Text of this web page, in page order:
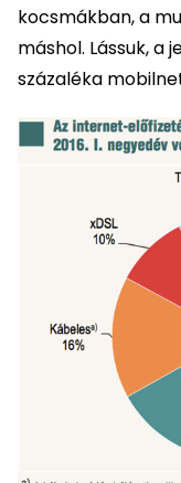
kocsmákban, a
máshol. Lássuk, a
százaléka